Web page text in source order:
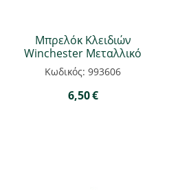
Μπρελόκ Κλειδιών
Winchester Μεταλλικό
Κωδικός: 993606
6,50€